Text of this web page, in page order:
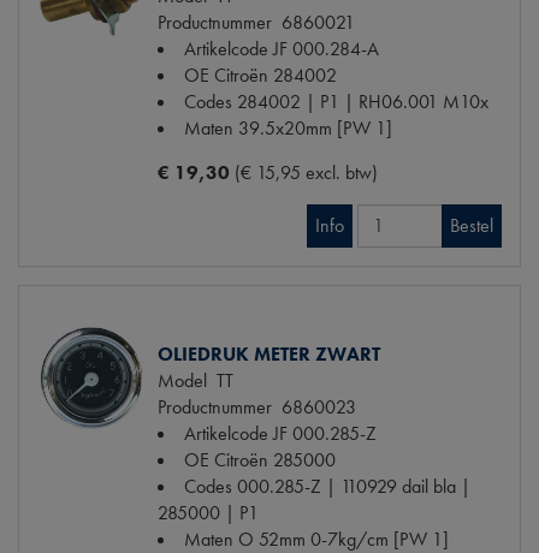
Productnummer 6860021
Artikelcode JF000.284-A
OE Citroën 284002
Codes 284002 | P1 | RH06.001 M10x
Maten 39.5x20mm [PW 1]
€ 19,30 (€ 15,95 excl. btw)
Info Bestel
OLIEDRUK METER ZWART
Model TT
Productnummer 6860023
Artikelcode JF000.285-Z
OE Citroën 285000
Codes 000.285-Z | 110929 dail bla |
285000 | P1
Maten O 52mm 0-7kg/cm [PW 1]